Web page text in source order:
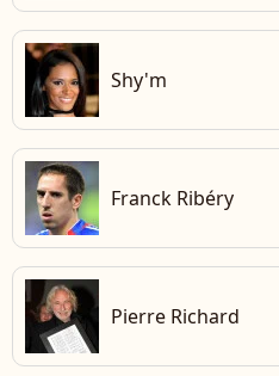
Shy'm
Franck Ribéry
Pierre Richard